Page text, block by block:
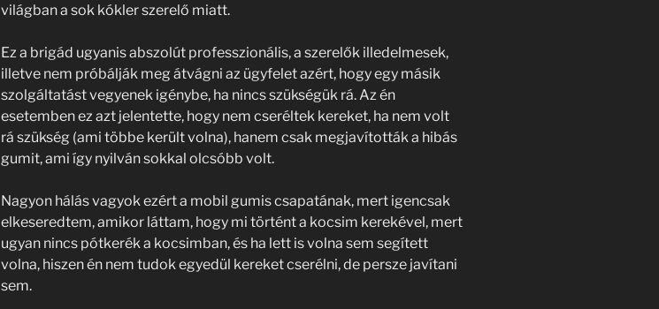
világban a sok kókler szerelő miatt.
Ez a brigád ugyanis abszolút professzionális, a szerelők illedelmesek,
illetve nem próbálják meg átvágni az ügyfelet azért, hogy egy másik
szolgáltatást vegyenek igénybe, ha nincs szükségük rá. Az én
esetemben ez azt jelentette, hogy nem cseréltek kereket, ha nem volt
rá szükség (ami többe került volna), hanem csak megjavították a hibás
gumit, ami így nyilván sokkal olcsóbb volt.
Nagyon hálás vagyok ezért a mobil gumis csapatának, mert igencsak
elkeseredtem, amikor láttam, hogy mi történt a kocsim kerekével, mert
ugyan nincs pótkerék a kocsimban, és ha lett is volna sem segített
volna, hiszen én nem tudok egyedül kereket cserélni, de persze javítani
sem.